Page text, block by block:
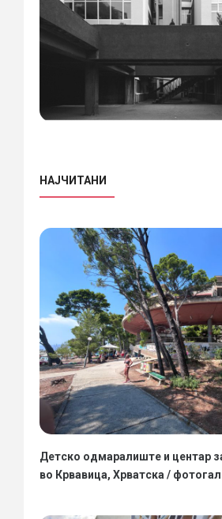
НАЈЧИТАНИ
Детско одмаралиште и центар
во Крвавица, Хрватска /